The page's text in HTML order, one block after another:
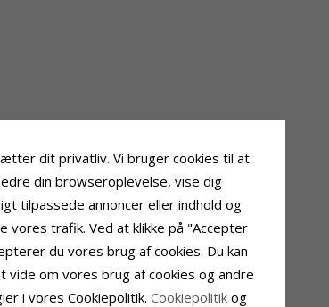
dit privatliv. Vi bruger cookies til at
din browseroplevelse, vise dig
tilpassede annoncer eller indhold og
vores trafik. Ved at klikke på "Accepter
du vores brug af cookies. Du kan
vide om vores brug af cookies og andre
i vores Cookiepolitik. Cookiepolitik og